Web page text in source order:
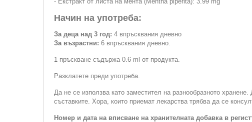
Начин на употреба:
За деца над 3 год: 4 впръсквания дневно
За възрастни: 6 впръсквания дневно.
1 пръскване съдържа 0.6 ml от продукта.
Разклатете преди употреба.
Да не се използва като заместител на разнообразното
съставките. Хора, които приемат лекарства трябва да се
Номер и дата на вписване на хранителната добавка в